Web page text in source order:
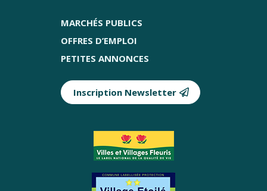
MARCHÉS PUBLICS
OFFRES D’EMPLOI
PETITES ANNONCES
Inscription Newsletter
Partenaires